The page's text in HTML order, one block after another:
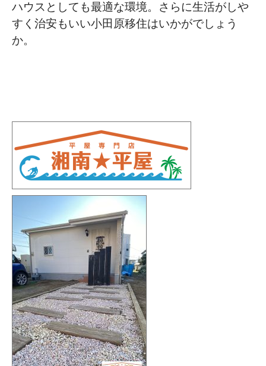
ハウスとしても最適な環境。さらに生活がしや
すく治安もいい小田原移住はいかがでしょう
か。